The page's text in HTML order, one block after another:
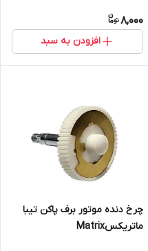
8,000
افزودن به سبد
چرخ دنده موتور برف پاکن تیبا
ماتریکسMatrix